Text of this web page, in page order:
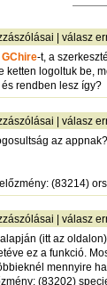
|válasz
GChire-t, a
ketten logoltuk be,
rendben lesz így?
|válasz
az
előzmény: (83214)
|válasz
(itt az
ez a funkció.
mennyire
: (83202)